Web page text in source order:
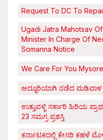
Request To DC To
Ugadi Jatra Mahotsav
Minister In Charge Of
Somanna Notice
We Care For You Mysore
ಅದ್ದೂರಿಯಾಗಿ ನಡೆದ
ಉತ್ತುವಳ್ಳಿ ಸರ್ಕಾರಿ ಹಿರಿಯ
23 ಸಮಗ್ರ ಪ್ರಶಸ್ತಿ
ಕರ್ನಾಟಕದಲ್ಲಿ ಕೇಸರಿ ಕಹಳೆ